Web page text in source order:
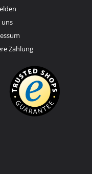
uns
Zahlung